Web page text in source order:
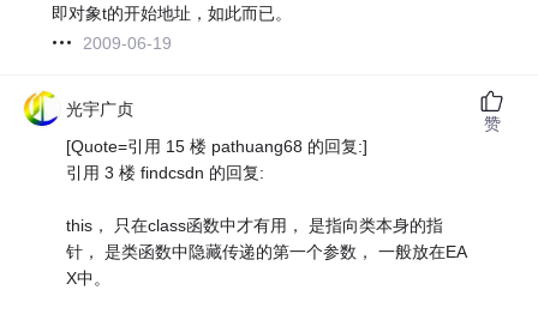
即对象t的开始地址，如此而已。
2009-06-19
光宇广贞
[Quote=引用 15 楼 pathuang68 的回复:]
引用 3 楼 findcsdn 的回复:
this， 只在class函数中才有用， 是指向类本身的指
针， 是类函数中隐藏传递的第一个参数， 一般放在EA
X中。
赞